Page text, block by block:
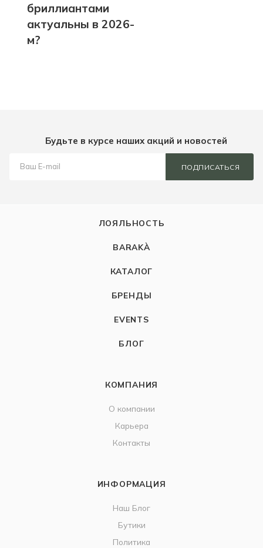
бриллиантами
актуальны в 2026-
м?
Будьте в курсе наших акций и новостей
ПОДПИСАТЬСЯ
ЛОЯЛЬНОСТЬ
BARAKÀ
КАТАЛОГ
БРЕНДЫ
EVENTS
БЛОГ
КОМПАНИЯ
О компании
Карьера
Контакты
ИНФОРМАЦИЯ
Наш Блог
Бутики
Политика